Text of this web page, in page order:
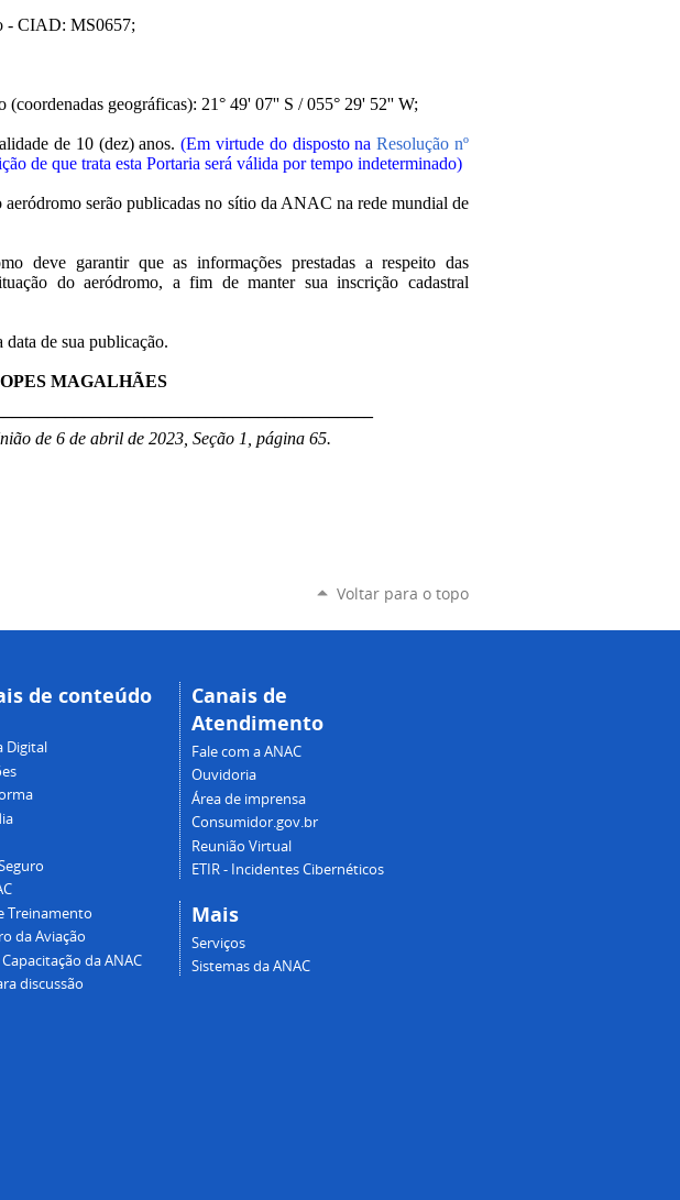
- CIAD: MS0657;
geográficas): 21° 49' 07'' S / 055° 29' 52'' W;
de 10 (dez) anos.(Em virtude do disposto naResolução nº
de que trata esta Portaria será válida por tempo indeterminado)
aeródromo serão publicadas no sítio da ANAC na rede mundial de
deve garantir que as informações prestadas a respeito das
do aeródromo, a fim de manter sua inscrição cadastral
de sua publicação.
MAGALHÃES
de 6 de abril de 2023, Seção 1, página 65.
Voltar para o topo
de conteúdo
Digital
Treinamento
da Aviação
da ANAC
discussão
Canais de
Atendimento
Fale com a ANAC
Ouvidoria
Área de imprensa
Consumidor.gov.br
Reunião Virtual
ETIR - Incidentes Cibernéticos
Mais
Serviços
Sistemas da ANAC